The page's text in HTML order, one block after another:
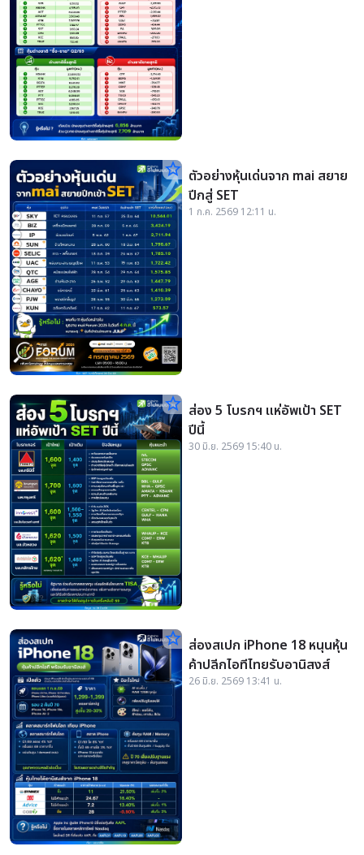
star_border ตัวอย่างหุ้นเด่นจาก mai สยาย
ปีกสู่ SET
1 ก.ค. 2569 12:11 น.
star_border ส่อง 5 โบรกฯ แห่อัพเป้า SET
ปีนี้
30 มิ.ย. 2569 15:40 น.
star_border ส่องสเปก iPhone 18 หนุนหุ้น
ค้าปลีกไอทีไทยรับอานิสงส์
26 มิ.ย. 2569 13:41 น.